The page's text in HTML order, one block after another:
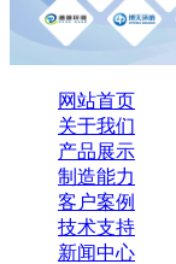
网站首页
关于我们
产品展示
制造能力
客户案例
技术支持
新闻中心